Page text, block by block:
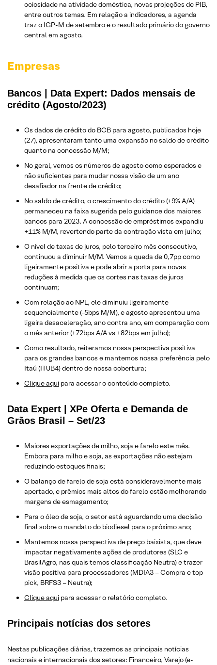
ociosidade na atividade doméstica, novas projeções de PIB,
entre outros temas. Em relação a indicadores, a agenda
traz o IGP-M de setembro e o resultado primário do governo
central em agosto.
Empresas
Bancos | Data Expert: Dados mensais de
crédito (Agosto/2023)
Os dados de crédito do BCB para agosto, publicados hoje
(27), apresentaram tanto uma expansão no saldo de crédito
quanto na concessão M/M;
No geral, vemos os números de agosto como esperados e
não suficientes para mudar nossa visão de um ano
desafiador na frente de crédito;
No saldo de crédito, o crescimento do crédito (+9% A/A)
permaneceu na faixa sugerida pelo guidance dos maiores
bancos para 2023. A concessão de empréstimos expandiu
+11% M/M, revertendo parte da contração vista em julho;
O nível de taxas de juros, pelo terceiro mês consecutivo,
continuou a diminuir M/M. Vemos a queda de 0,7pp como
ligeiramente positiva e pode abrir a porta para novas
reduções à medida que os cortes nas taxas de juros
continuam;
Com relação ao NPL, ele diminuiu ligeiramente
sequencialmente (-5bps M/M), e agosto apresentou uma
ligeira desaceleração, ano contra ano, em comparação com
o mês anterior (+72bps A/A vs +82bps em julho);
Como resultado, reiteramos nossa perspectiva positiva
para os grandes bancos e mantemos nossa preferência pelo
Itaú (ITUB4) dentro de nossa cobertura;
Clique aqui para acessar o conteúdo completo.
Data Expert | XPe Oferta e Demanda de
Grãos Brasil – Set/23
Maiores exportações de milho, soja e farelo este mês.
Embora para milho e soja, as exportações não estejam
reduzindo estoques finais;
O balanço de farelo de soja está consideravelmente mais
apertado, e prêmios mais altos do farelo estão melhorando
margens de esmagamento;
Para o óleo de soja, o setor está aguardando uma decisão
final sobre o mandato do biodiesel para o próximo ano;
Mantemos nossa perspectiva de preço baixista, que deve
impactar negativamente ações de produtores (SLC e
BrasilAgro, nas quais temos classificação Neutra) e trazer
visão positiva para processadores (MDIA3 – Compra e top
pick, BRFS3 – Neutra);
Clique aqui para acessar o relatório completo.
Principais notícias dos setores
Nestas publicações diárias, trazemos as principais notícias
nacionais e internacionais dos setores: Financeiro, Varejo(e-